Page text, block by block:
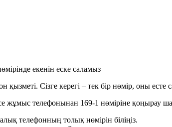
екенін еске саламыз
Сізге керегі – тек бір нөмір, оны есте
жұмыс телефонынан 169-1 нөміріне қоңырау
телефонның толық нөмірін біліңіз.